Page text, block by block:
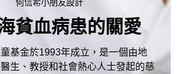
何信希小朋友設計
貧血病患的關愛
基金於1993年成立，是一個由地
生、教授和社會熱心人士發起的慈